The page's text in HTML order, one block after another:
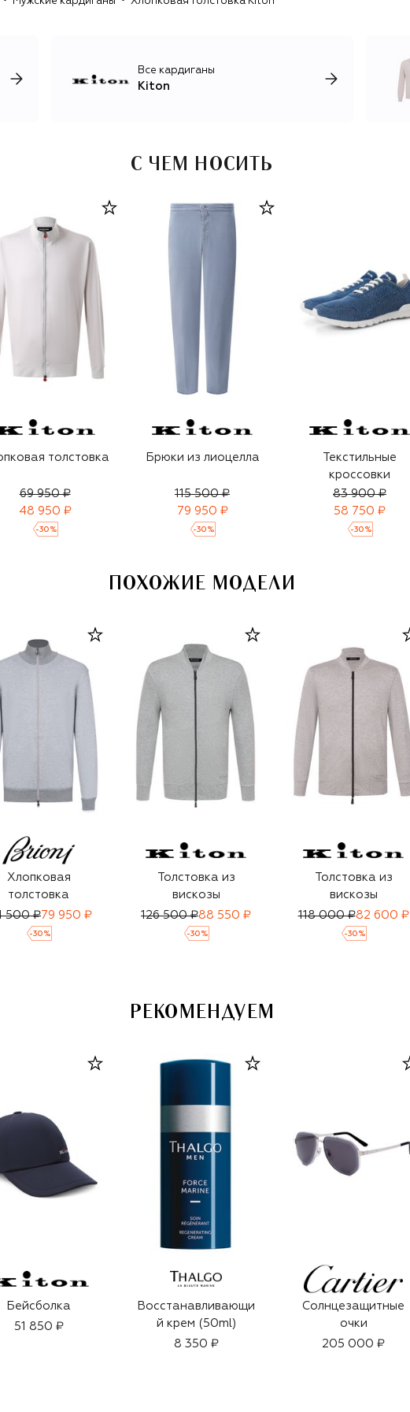
Все кардиганы
Kiton
С ЧЕМ НОСИТЬ
толстовка
69 950 ₽
48 950 ₽
-30 %
Брюки из лиоцелла
115 500 ₽
79 950 ₽
-30 %
Текстильные
кроссовки
83 900 ₽
58 750 ₽
-30 %
ПОХОЖИЕ МОДЕЛИ
Хлопковая
толстовка
500 ₽79 950 ₽
-30 %
Толстовка из
вискозы
126 500 ₽88 550 ₽
-30 %
Толстовка из
вискозы
118 000 ₽82 600 ₽
-30 %
РЕКОМЕНДУЕМ
Бейсболка
51 850 ₽
Восстанавливающи
й крем (50ml)
8 350 ₽
Солнцезащитные
очки
205 000 ₽